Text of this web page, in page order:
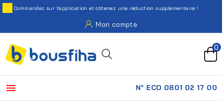
Commandez sur l'application et obtenez une réduction supplémentaire !
Mon compte
0
 N° ECO 0801 02 17 00